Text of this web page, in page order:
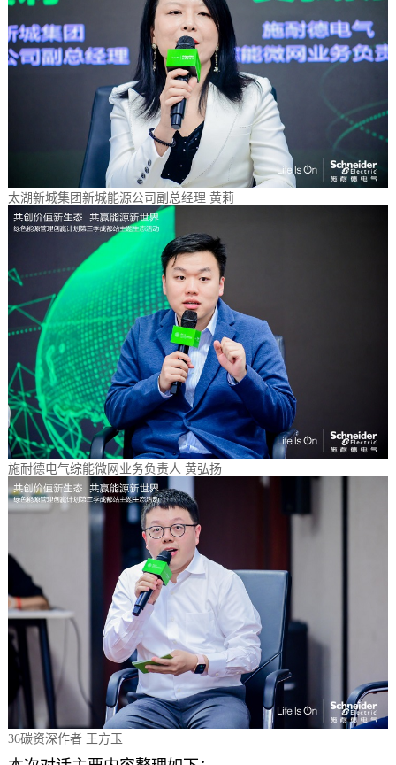
太湖新城集团新城能源公司副总经理 黄莉
施耐德电气综能微网业务负责人 黄弘扬
36碳资深作者 王方玉